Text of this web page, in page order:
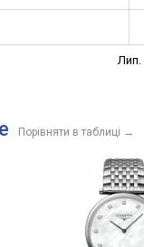
Лип.
Порівняти в таблиці →